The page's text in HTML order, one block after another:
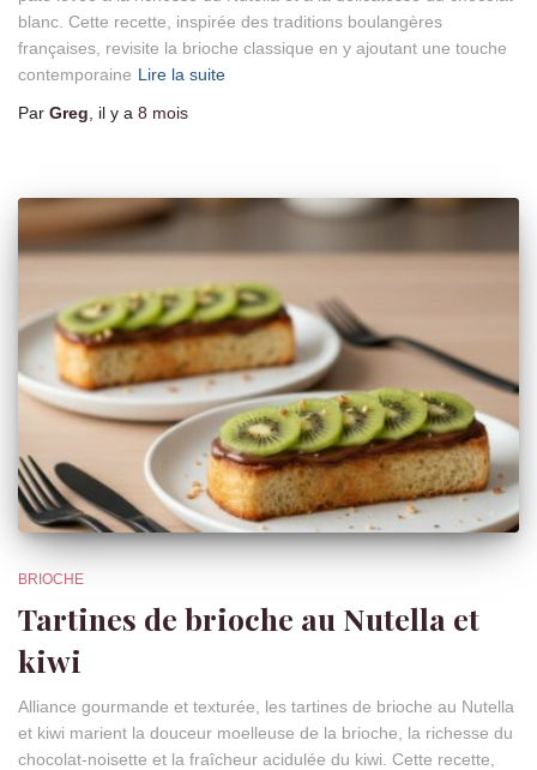
blanc. Cette recette, inspirée des traditions boulangères
françaises, revisite la brioche classique en y ajoutant une touche
contemporaine Lire la suite
Par Greg , il y a 8 mois
BRIOCHE
Tartines de brioche au Nutella et
kiwi
Alliance gourmande et texturée, les tartines de brioche au Nutella
et kiwi marient la douceur moelleuse de la brioche, la richesse du
chocolat-noisette et la fraîcheur acidulée du kiwi. Cette recette,